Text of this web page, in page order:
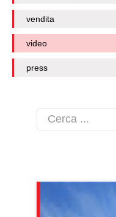
vendita
video
press